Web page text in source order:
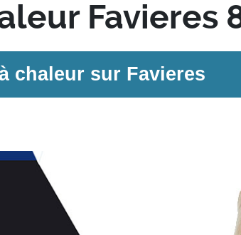
Favieres
chaleur sur Favieres